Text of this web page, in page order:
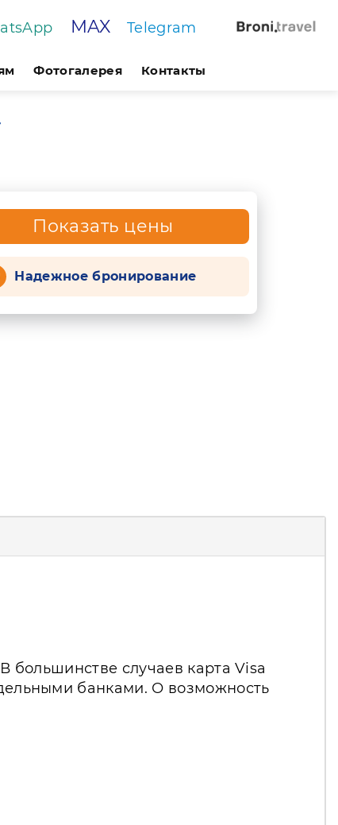
MAX Telegram
Фотогалерея Контакты
Показать цены
Надежное бронирование
большинстве случаев карта Visa
банками. О возможность